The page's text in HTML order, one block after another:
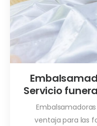
Servicio
ventaja para las